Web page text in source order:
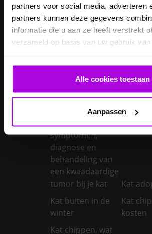
partners voor social media, adverteren
partners kunnen deze gegevens
informatie die u aan ze heeft verstrekt
verzameld op basis van uw gebruik
Alle cookies toestaan
Aanpassen
Je kat wordt
geopereerd – wat
kan je
verwachten?
Je
Je konijn laten
castreren
Je
Je konijnen
Kanker bij katten:
symptomen,
diagnose en
behandeling van
een kwaadaardige
tumor bij je kat
Kat
Kat buiten in de
winter
Kat
kosten
Kat chippen, wat